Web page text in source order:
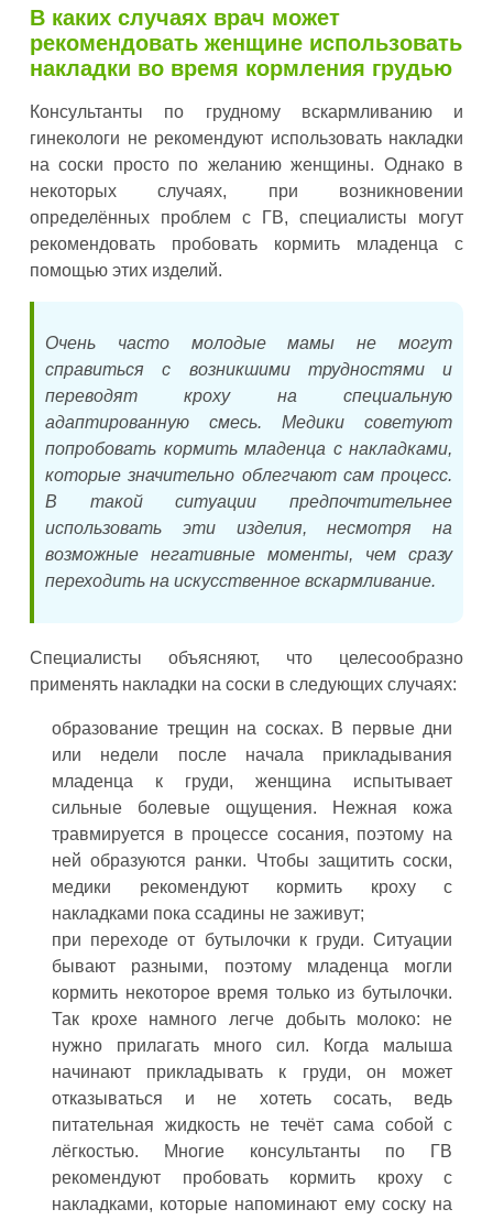
В каких случаях врач может
рекомендовать женщине использовать
накладки во время кормления грудью
Консультанты по грудному вскармливанию и
гинекологи не рекомендуют использовать накладки
на соски просто по желанию женщины. Однако в
некоторых случаях, при возникновении
определённых проблем с ГВ, специалисты могут
рекомендовать пробовать кормить младенца с
помощью этих изделий.
Очень часто молодые мамы не могут
справиться с возникшими трудностями и
переводят кроху на специальную
адаптированную смесь. Медики советуют
попробовать кормить младенца с накладками,
которые значительно облегчают сам процесс.
В такой ситуации предпочтительнее
использовать эти изделия, несмотря на
возможные негативные моменты, чем сразу
переходить на искусственное вскармливание.
Специалисты объясняют, что целесообразно
применять накладки на соски в следующих случаях:
образование трещин на сосках. В первые дни
или недели после начала прикладывания
младенца к груди, женщина испытывает
сильные болевые ощущения. Нежная кожа
травмируется в процессе сосания, поэтому на
ней образуются ранки. Чтобы защитить соски,
медики рекомендуют кормить кроху с
накладками пока ссадины не заживут;
при переходе от бутылочки к груди. Ситуации
бывают разными, поэтому младенца могли
кормить некоторое время только из бутылочки.
Так крохе намного легче добыть молоко: не
нужно прилагать много сил. Когда малыша
начинают прикладывать к груди, он может
отказываться и не хотеть сосать, ведь
питательная жидкость не течёт сама собой с
лёгкостью. Многие консультанты по ГВ
рекомендуют пробовать кормить кроху с
накладками, которые напоминают ему соску на